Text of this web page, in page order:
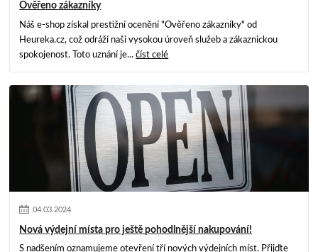
Ověřeno zákazníky
Náš e-shop získal prestižní ocenění "Ověřeno zákazníky" od
Heureka.cz, což odráží naši vysokou úroveň služeb a zákaznickou
spokojenost. Toto uznání je...číst celé
04. 03. 2024
Nová výdejní místa pro ještě pohodlnější nakupování!
S nadšením oznamujeme otevření tří nových výdejních míst. Přijďte